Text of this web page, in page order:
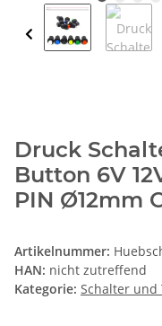
Druck
Button 6V
PIN Ø12mm
Artikelnummer:
HAN: nicht zutreffend
Kategorie: Schalter und